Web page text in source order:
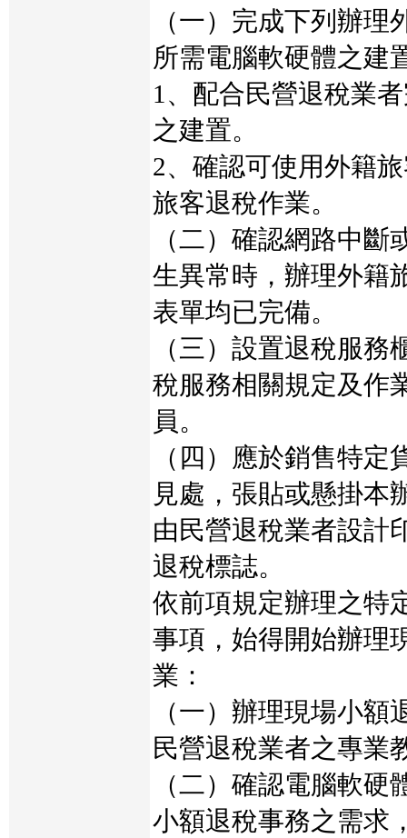
（一）完成下列辦
所需電腦軟硬體之建
1、配合民營退稅業
之建置。
2、確認可使用外籍
旅客退稅作業。
（二）確認網路中
生異常時，辦理外籍
表單均已完備。
（三）設置退稅服
稅服務相關規定及作
員。
（四）應於銷售特
見處，張貼或懸掛本
由民營退稅業者設計
退稅標誌。
依前項規定辦理之特
事項，始得開始辦理
業：
（一）辦理現場小
民營退稅業者之專業
（二）確認電腦軟
小額退稅事務之需求